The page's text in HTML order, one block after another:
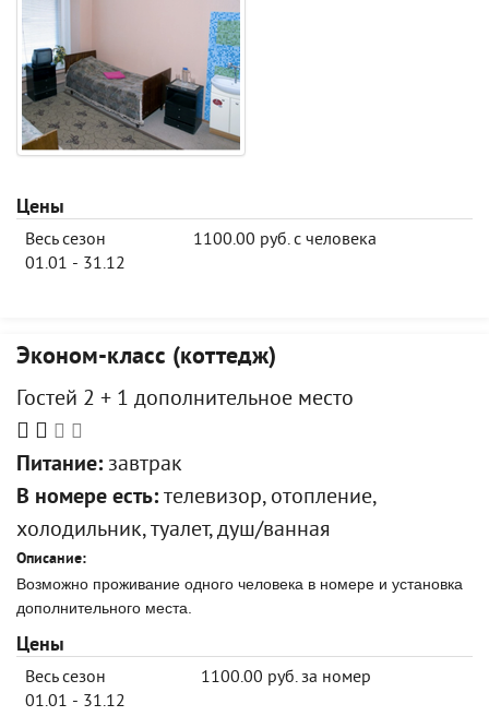
Цены
Весь сезон
01.01 - 31.12
1100.00 руб. с человека
Эконом-класс (коттедж)
Гостей 2 + 1 дополнительное место
Питание: завтрак
В номере есть: телевизор, отопление,
холодильник, туалет, душ/ванная
Описание:
Возможно проживание одного человека в номере и установка
дополнительного места.
Цены
Весь сезон
01.01 - 31.12
1100.00 руб. за номер